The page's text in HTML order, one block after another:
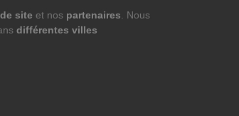
site et nos partenaires . Nous
différentes villes